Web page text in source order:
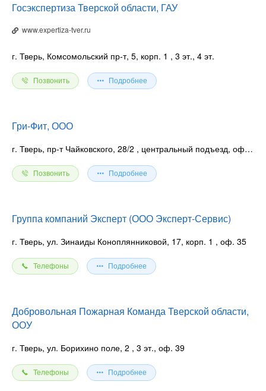
Госэкспертиза Тверской области, ГАУ
www.expertiza-tver.ru
г. Тверь, Комсомольский пр-т, 5, корп. 1 , 3 эт., 4 эт.
Позвонить Подробнее
Гри-Фит, ООО
г. Тверь, пр-т Чайковского, 28/2 , центральный подъезд, оф. 605
Позвонить Подробнее
Группа компаний Эксперт (ООО Эксперт-Сервис)
г. Тверь, ул. Зинаиды Коноплянниковой, 17, корп. 1 , оф. 35
Телефоны Подробнее
Добровольная Пожарная Команда Тверской области,
ООУ
г. Тверь, ул. Борихино поле, 2 , 3 эт., оф. 39
Телефоны Подробнее